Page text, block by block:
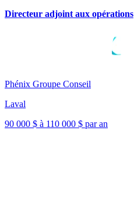
Directeur adjoint aux opérations
Phénix Groupe Conseil
Laval
90 000 $ à 110 000 $ par an